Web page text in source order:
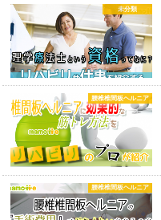
未分類
腰椎椎間板ヘルニア
腰椎椎間板ヘルニア